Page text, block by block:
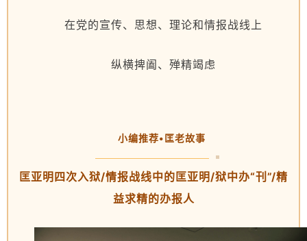
在党的宣传、思想、理论和情报战线上
纵横捭阖、殚精竭虑
小编推荐•匡老故事
匡亚明四次入狱/情报战线中的匡亚明/狱中办“刊”/精
益求精的办报人